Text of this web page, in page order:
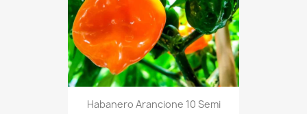
Habanero Arancione 10 Semi